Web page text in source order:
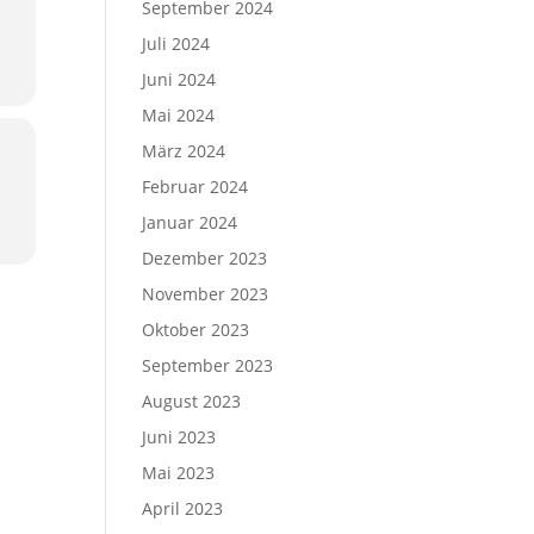
September 2024
Juli 2024
Juni 2024
Mai 2024
März 2024
Februar 2024
Januar 2024
Dezember 2023
November 2023
Oktober 2023
September 2023
August 2023
Juni 2023
Mai 2023
April 2023